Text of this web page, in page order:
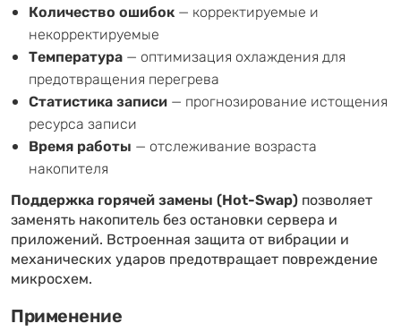
Количество ошибок — корректируемые и
некорректируемые
Температура — оптимизация охлаждения для
предотвращения перегрева
Статистика записи — прогнозирование истощения
ресурса записи
Время работы — отслеживание возраста
накопителя
Поддержка горячей замены (Hot-Swap) позволяет
заменять накопитель без остановки сервера и
приложений. Встроенная защита от вибрации и
механических ударов предотвращает повреждение
микросхем.
Применение